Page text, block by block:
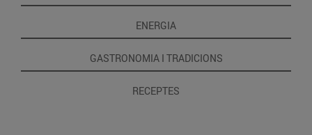
ENERGIA
GASTRONOMIA I TRADICIONS
RECEPTES